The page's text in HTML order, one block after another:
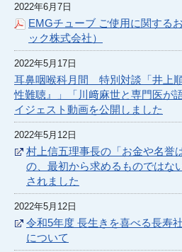
2022年6月7日
EMGチューブ ご使用に関する
ック株式会社）
2022年5月17日
耳鼻咽喉科月間 特別対談「井上
性難聴』」「川﨑麻世と専門医が
イジェスト動画を公開しました
2022年5月12日
村上信五理事長の「お金や名誉
の、最初から求めるものではな
されました
2022年5月12日
令和5年度 長生きを喜べる長寿
について